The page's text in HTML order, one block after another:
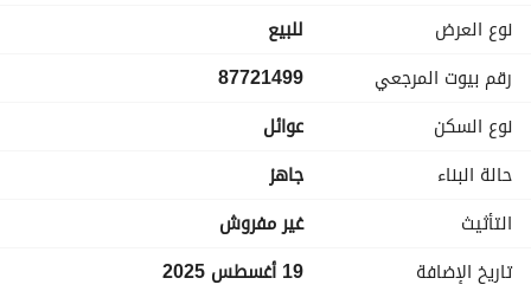
نوع العرض
للبيع
رقم بيوت المرجعي
87721499
نوع السكن
عوائل
حالة البناء
جاهز
التأثيث
غير مفروش
تاريخ الإضافة
19 أغسطس 2025